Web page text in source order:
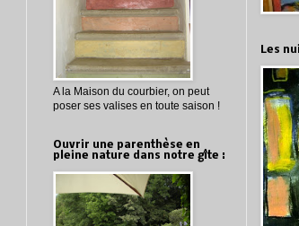
A la Maison du courbier, on peut
poser ses valises en toute saison !
Ouvrir une parenthèse en
pleine nature dans notre gîte :
Les